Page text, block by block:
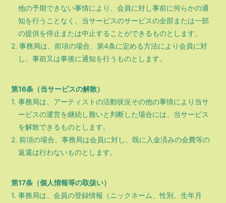
他の予期できない事情により、会員に対し事前に何らかの通
知を行うことなく、当サービスのサービスの全部または一部
の提供を停止または中止することができるものとします。
2. 事務局は、前項の場合、第4条に定める方法により会員に対
し、事前又は事後に通知を行うものとします。
第16条（当サービスの解散）
1. 事務局は、アーティストの活動状況その他の事情により当サ
ービスの運営を継続し難いと判断した場合には、当サービス
を解散できるものとします。
2. 前項の場合、事務局は会員に対し、既に入金済みの会費等の
返還は行わないものとします。
第17条（個人情報等の取扱い）
1. 事務局は、会員の登録情報（ニックネーム、性別、生年月